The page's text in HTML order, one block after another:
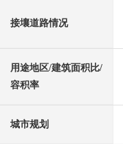
接壤道路情况
用途地区/建筑面积比/
容积率
城市规划